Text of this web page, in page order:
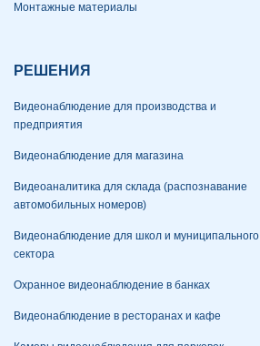
Монтажные материалы
РЕШЕНИЯ
Видеонаблюдение для производства и
предприятия
Видеонаблюдение для магазина
Видеоаналитика для склада (распознавание
автомобильных номеров)
Видеонаблюдение для школ и муниципального
сектора
Охранное видеонаблюдение в банках
Видеонаблюдение в ресторанах и кафе